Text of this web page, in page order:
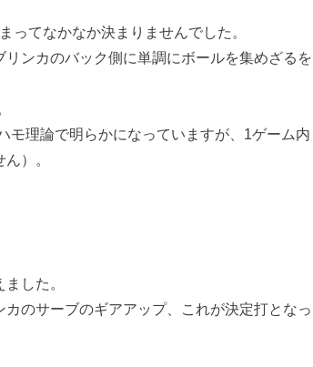
ってなかなか決まりませんでした。
ンカのバック側に単調にボールを集めざるを
モ理論で明らかになっていますが、1ゲーム内
）。
した。
のサーブのギアアップ、これが決定打となっ